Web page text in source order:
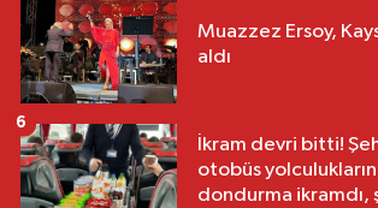
Muazzez Ersoy,
aldı
İkram devri bitti!
otobüs
dondurma ikramdı,
6